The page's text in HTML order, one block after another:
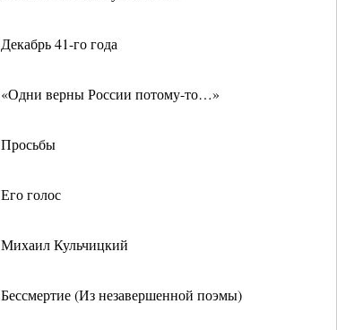
Декабрь 41-го года
«Одни верны России потому-то…»
Просьбы
Его голос
Михаил Кульчицкий
Бессмертие (Из незавершенной поэмы)